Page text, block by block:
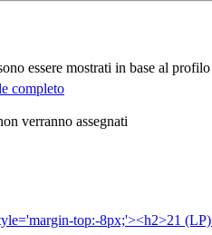
essere mostrati in base al
completo
verranno assegnati